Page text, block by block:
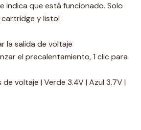
indica que está funcionado. Solo
y listo!
la salida de voltaje
el precalentamiento, 1 clic para
voltaje | Verde 3.4V | Azul 3.7V |